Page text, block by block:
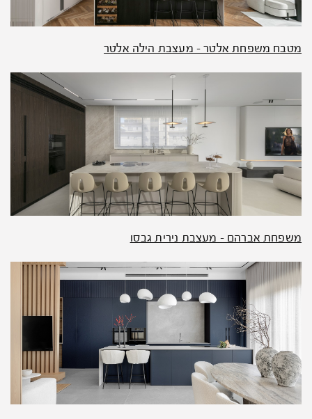
מטבח משפחת אלטר – מעצבת הילה אלטר
משפחת אברהם – מעצבת נירית גבסו